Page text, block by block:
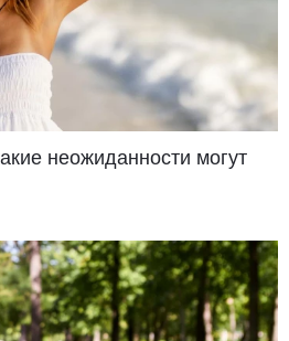
неожиданности могут